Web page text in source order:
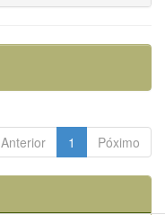
Anterior 1 Póximo